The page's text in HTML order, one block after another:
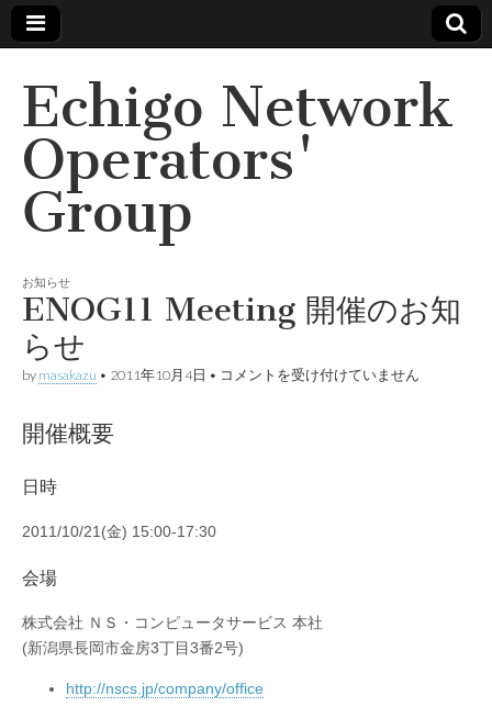
Echigo Network
Operators'
Group
お知らせ
ENOG11 Meeting 開催のお知
らせ
by masakazu • 2011年10月4日 • ENOG11
コメントを受け付けていません
開催概要
日時
2011/10/21(金) 15:00-17:30
会場
株式会社 ＮＳ・コンピュータサービス 本社
(新潟県長岡市金房3丁目3番2号)
http://nscs.jp/company/office